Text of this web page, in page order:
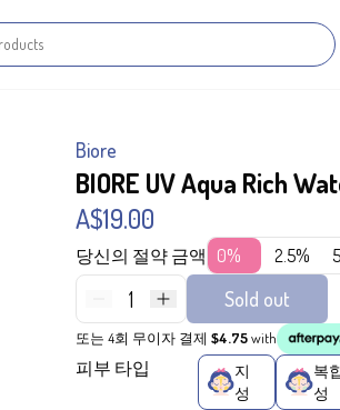
Biore
BIORE UV Aqua Rich
A$19.00
당신의 절약 금액 0% 2.5%
1 Sold out
또는 4회 무이자 결제 $4.75with
피부 타입
지
성
복
성